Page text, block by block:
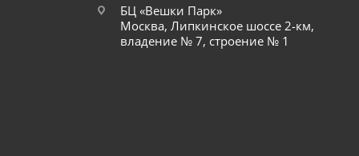
БЦ «Вешки Парк»
Москва, Липкинское шоссе 2-км,
владение № 7, строение № 1